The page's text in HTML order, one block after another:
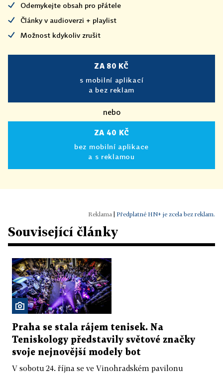
Odemykejte obsah pro přátele
Články v audioverzi + playlist
Možnost kdykoliv zrušit
ZA 80 KČ
s mobilní aplikací
a bez reklam
nebo
ZA 40 KČ
bez mobilní aplikace
a s reklamou
| Předplatné HN+ je zcela bez reklam.
Související články
Praha se stala rájem tenisek. Na
Teniskology představily světové značky
svoje nejnovější modely bot
V sobotu 24. října se ve Vinohradském pavilonu